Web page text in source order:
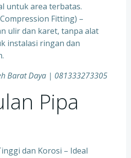
untuk area terbatas.
Fitting) –
ulir dan karet, tanpa alat
instalasi ringan dan
Barat Daya | 081333273305
Pipa
dan Korosi – Ideal